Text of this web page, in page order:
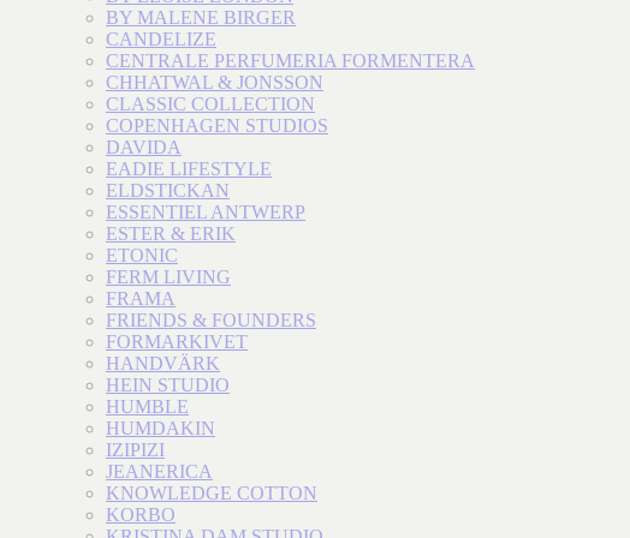
BY MALENE BIRGER
CANDELIZE
CENTRALE PERFUMERIA FORMENTERA
CHHATWAL & JONSSON
CLASSIC COLLECTION
COPENHAGEN STUDIOS
DAVIDA
EADIE LIFESTYLE
ELDSTICKAN
ESSENTIEL ANTWERP
ESTER & ERIK
ETONIC
FERM LIVING
FRAMA
FRIENDS & FOUNDERS
FORMARKIVET
HANDVÄRK
HEIN STUDIO
HUMBLE
HUMDAKIN
IZIPIZI
JEANERICA
KNOWLEDGE COTTON
KORBO